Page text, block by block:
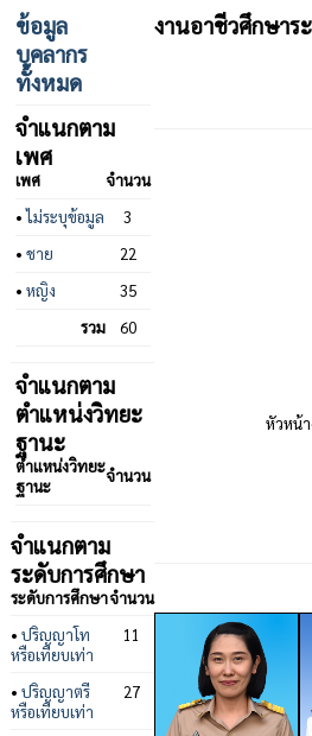
ข้อมูล
บุคลากร
ทั้งหมด
จำแนกตาม
เพศ
เพศ
จำนวน
•ไม่ระบุข้อมูล
3
• ชาย
22
• หญิง
35
รวม
60
จำแนกตาม
ตำแหน่งวิทยะ
ฐานะ
ตำแหน่งวิทยะ
ฐานะ
จำนวน
จำแนกตาม
ระดับการศึกษา
ระดับการศึกษาจำนวน
• ปริญญาโท
หรือเทียบเท่า
11
• ปริญญาตรี
หรือเทียบเท่า
27
งานอาชีวศึกษาร
หัวหน้